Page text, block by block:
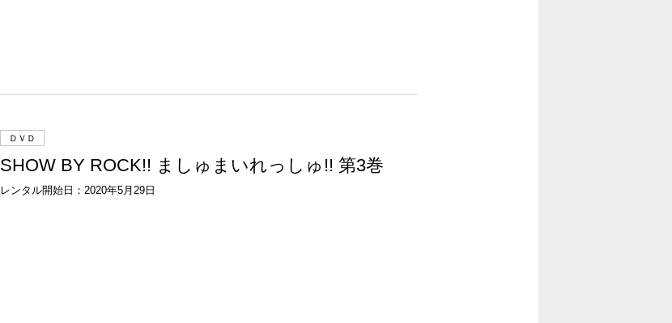
ＤＶＤ
SHOW BY ROCK!! ましゅまいれっしゅ!! 第3巻
レンタル開始日：2020年5月29日